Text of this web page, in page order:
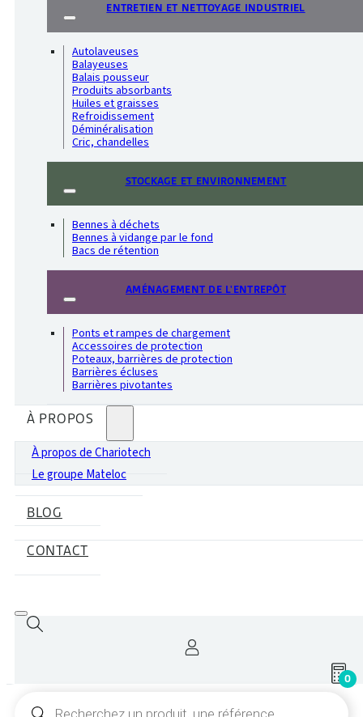
ENTRETIEN ET NETTOYAGE INDUSTRIEL
Autolaveuses
Balayeuses
Balais pousseur
Produits absorbants
Huiles et graisses
Refroidissement
Déminéralisation
Cric, chandelles
STOCKAGE ET ENVIRONNEMENT
Bennes à déchets
Bennes à vidange par le fond
Bacs de rétention
AMÉNAGEMENT DE L'ENTREPÔT
Ponts et rampes de chargement
Accessoires de protection
Poteaux, barrières de protection
Barrières écluses
Barrières pivotantes
À PROPOS
À propos de Chariotech
Le groupe Mateloc
BLOG
CONTACT
0